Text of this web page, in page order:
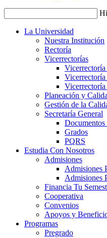
La Universidad
Nuestra Institución
Rectoría
Vicerrectorías
Vicerrectoría
Planeación y
Gestión de la
Secretaría General
Grados
PQRS
Estudia Con Nosotros
Admisiones
Admisiones
Admisiones
Financia Tu
Cooperativa
Convenios
Apoyos y
Programas
Pregrado